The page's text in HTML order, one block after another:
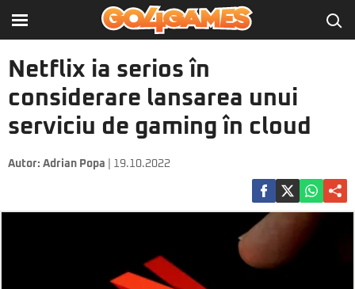
Netflix ia serios în
considerare lansarea unui
serviciu de gaming în cloud
Autor: Adrian Popa | 19.10.2022